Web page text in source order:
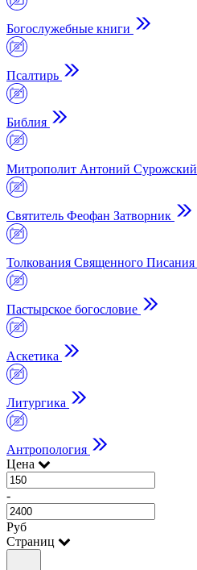
Богослужебные книги
Псалтирь
Библия
Митрополит Антоний Сурожский
Cвятитель Феофан Затворник
Толкования Священного Писания
Пастырское богословие
Аскетика
Литургика
Антропология
Цена
-
Руб
Страниц